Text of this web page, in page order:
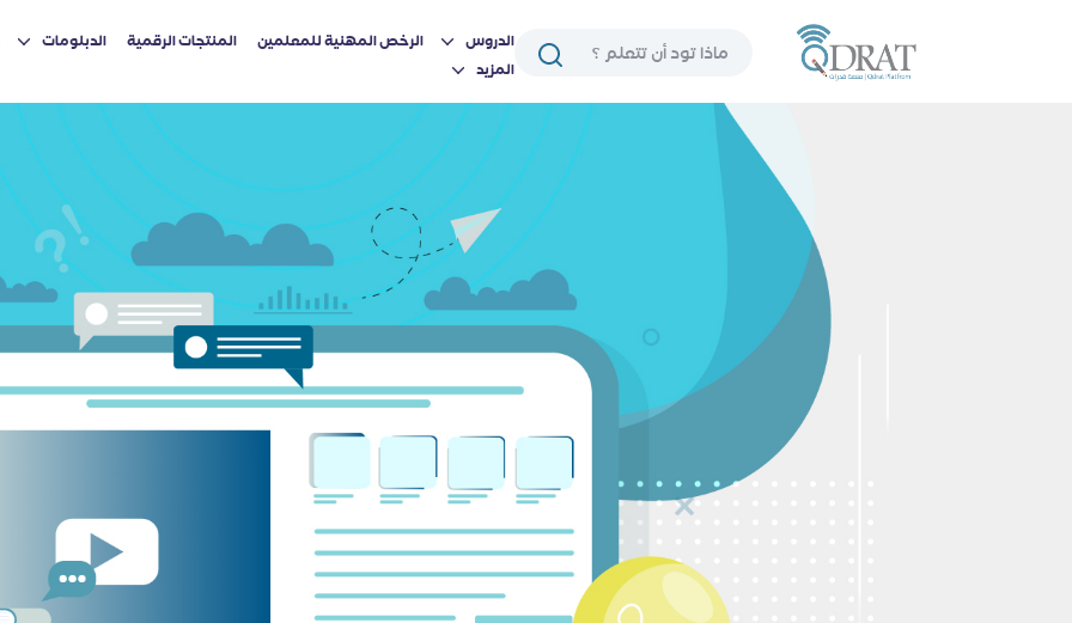
الدروس الرخص المهنية للمعلمين المنتجات الرقمية الدبلومات
المزيد